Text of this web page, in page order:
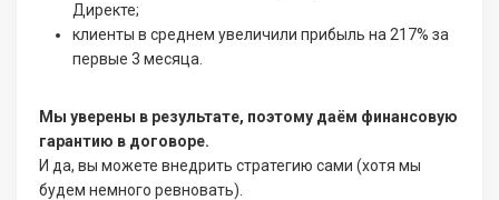
Директе;
клиенты в среднем увеличили прибыль на 217% за
первые 3 месяца.
Мы уверены в результате, поэтому даём финансовую
гарантию в договоре.
И да, вы можете внедрить стратегию сами (хотя мы
будем немного ревновать).